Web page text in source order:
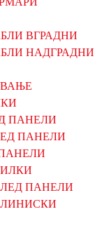
ВГРАДНИ
НАДГРАДНИ
ПАНЕЛИ
ПАНЕЛИ
ПАНЕЛИ